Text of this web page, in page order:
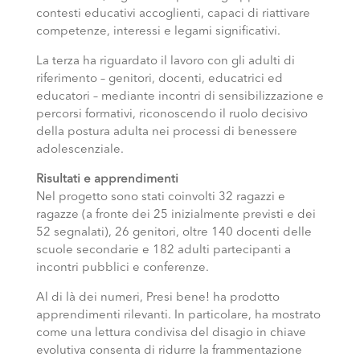
contesti educativi accoglienti, capaci di riattivare
competenze, interessi e legami significativi.
La terza ha riguardato il lavoro con gli adulti di
riferimento – genitori, docenti, educatrici ed
educatori – mediante incontri di sensibilizzazione e
percorsi formativi, riconoscendo il ruolo decisivo
della postura adulta nei processi di benessere
adolescenziale.
Risultati e apprendimenti
Nel progetto sono stati coinvolti 32 ragazzi e
ragazze (a fronte dei 25 inizialmente previsti e dei
52 segnalati), 26 genitori, oltre 140 docenti delle
scuole secondarie e 182 adulti partecipanti a
incontri pubblici e conferenze.
Al di là dei numeri, Presi bene! ha prodotto
apprendimenti rilevanti. In particolare, ha mostrato
come una lettura condivisa del disagio in chiave
evolutiva consenta di ridurre la frammentazione